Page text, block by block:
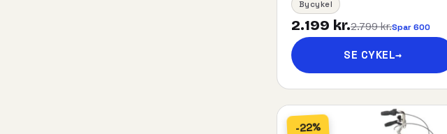
Bycykel
2.199 kr.2.799 kr.Spar 600
SE CYKEL→
-22%